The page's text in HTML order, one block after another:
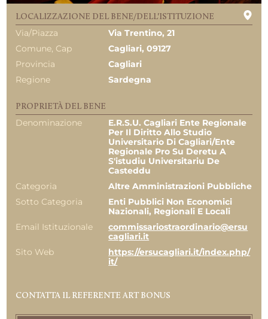
LOCALIZZAZIONE DEL BENE/DELL'ISTITUZIONE
Via/Piazza
Via Trentino, 21
Comune, Cap
Cagliari, 09127
Provincia
Cagliari
Regione
Sardegna
PROPRIETÀ DEL BENE
Denominazione
E.r.s.u. Cagliari Ente Regionale
Per Il Diritto Allo Studio
Universitario Di Cagliari/ente
Regionale Pro Su Deretu A
S'istudiu Universitariu De
Casteddu
Categoria
Altre Amministrazioni Pubbliche
Sotto Categoria
Enti Pubblici Non Economici
Nazionali, Regionali E Locali
Email Istituzionale
commissariostraordinario@ersu
cagliari.it
Sito Web
https://ersucagliari.it/index.php/
it/
CONTATTA IL REFERENTE ART BONUS